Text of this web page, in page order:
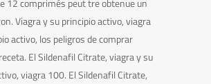
12 comprimés peut tre obtenue un
Viagra y su principio activo, viagra
activo, los peligros de comprar
El Sildenafil Citrate, viagra y su
viagra 100. El Sildenafil Citrate,